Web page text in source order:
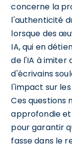
concerne la
l'authenticité
lorsque des
IA, qui en
de l'IA à imiter
d'écrivains
l'impact sur
Ces questions
approfondie
pour garantir
fasse dans le